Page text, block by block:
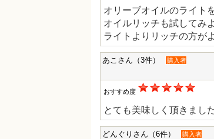
オリーブオイルのライト
オイルリッチも試してみ
ライトよりリッチの方が
あこさん（3件） 購入者
おすすめ度
とても美味しく頂きまし
どんぐりさん（6件） 購入者